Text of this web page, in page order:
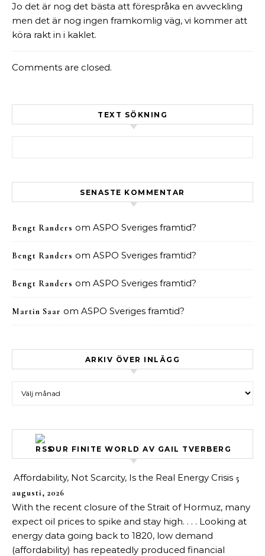
Jo det är nog det bästa att förespråka en avveckling
men det är nog ingen framkomlig väg, vi kommer att
köra rakt in i kaklet.
Comments are closed.
TEXT SÖKNING
SENASTE KOMMENTAR
Bengt Randers om ASPO Sveriges framtid?
Bengt Randers om ASPO Sveriges framtid?
Bengt Randers om ASPO Sveriges framtid?
Martin Saar om ASPO Sveriges framtid?
ARKIV ÖVER INLÄGG
OUR FINITE WORLD AV GAIL TVERBERG
Affordability, Not Scarcity, Is the Real Energy Crisis 5
augusti, 2026
With the recent closure of the Strait of Hormuz, many
expect oil prices to spike and stay high. . . . Looking at
energy data going back to 1820, low demand
(affordability) has repeatedly produced financial